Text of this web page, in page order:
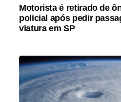
Motorista é retirado de
policial após pedir
viatura em SP